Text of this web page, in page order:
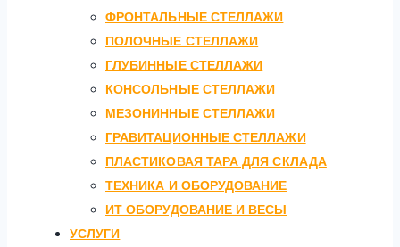
ФРОНТАЛЬНЫЕ СТЕЛЛАЖИ
ПОЛОЧНЫЕ СТЕЛЛАЖИ
ГЛУБИННЫЕ СТЕЛЛАЖИ
КОНСОЛЬНЫЕ СТЕЛЛАЖИ
МЕЗОНИННЫЕ СТЕЛЛАЖИ
ГРАВИТАЦИОННЫЕ СТЕЛЛАЖИ
ПЛАСТИКОВАЯ ТАРА ДЛЯ СКЛАДА
ТЕХНИКА И ОБОРУДОВАНИЕ
ИТ ОБОРУДОВАНИЕ И ВЕСЫ
УСЛУГИ